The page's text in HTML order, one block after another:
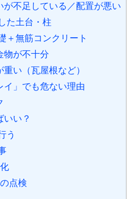
不足している／配置が悪い
た土台・柱
＋無筋コンクリート
が不十分
い（瓦屋根など）
イ」でも危ない理由
いい？
う
点検